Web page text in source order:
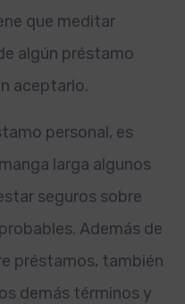
que meditar
algún préstamo
aceptarlo.
personal, es
larga algunos
seguros sobre
Además de
préstamos, también
demás términos y